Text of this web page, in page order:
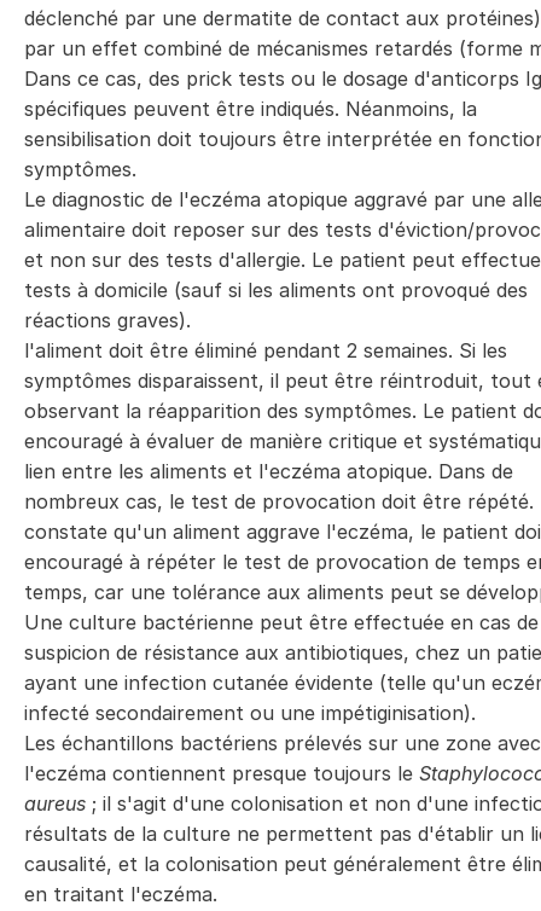
déclenché par une dermatite de contact aux
par un effet combiné de mécanismes retardés (forme
Dans ce cas, des prick tests ou le dosage d'anticorps
spécifiques peuvent être indiqués. Néanmoins, la
sensibilisation doit toujours être interprétée en
symptômes.
Le diagnostic de l'eczéma atopique aggravé par une
alimentaire doit reposer sur des tests d'éviction/
et non sur des tests d'allergie. Le patient peut
tests à domicile (sauf si les aliments ont provoqué des
réactions graves).
l'aliment doit être éliminé pendant 2 semaines. Si les
symptômes disparaissent, il peut être réintroduit, tout
observant la réapparition des symptômes. Le patient
encouragé à évaluer de manière critique et
lien entre les aliments et l'eczéma atopique. Dans de
nombreux cas, le test de provocation doit être répété.
constate qu'un aliment aggrave l'eczéma, le patient
encouragé à répéter le test de provocation de temps
temps, car une tolérance aux aliments peut se
Une culture bactérienne peut être effectuée en cas de
suspicion de résistance aux antibiotiques, chez un
ayant une infection cutanée évidente (telle qu'un
infecté secondairement ou une impétiginisation).
Les échantillons bactériens prélevés sur une zone
l'eczéma contiennent presque toujours le
aureus ; il s'agit d'une colonisation et non d'une
résultats de la culture ne permettent pas d'établir un
causalité, et la colonisation peut généralement être
en traitant l'eczéma.